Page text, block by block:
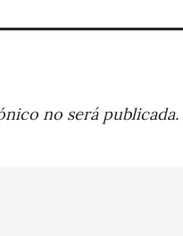
no será publicada.